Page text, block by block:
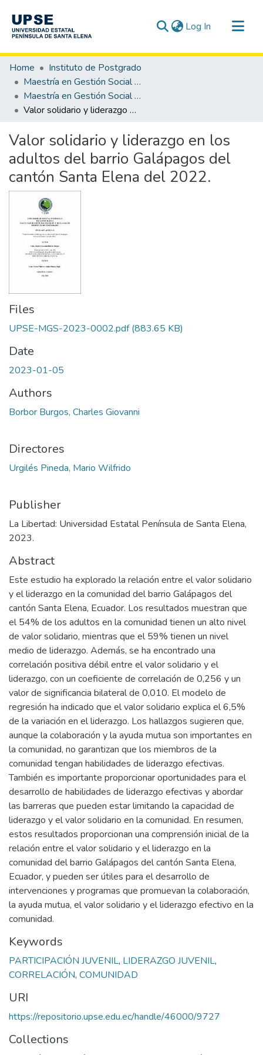
Log In (current)
Communities & Collections
All of DSpace
Statistics
Home
Instituto de Postgrado
Maestría en Gestión Social y Desarrollo
Maestría en Gestión Social y Desarrollo, Mención Desarrollo Local
Valor solidario y liderazgo en los adultos del barrio Galápagos del cantón Santa Elena del 2022.
Valor solidario y liderazgo en los
adultos del barrio Galápagos del
cantón Santa Elena del 2022.
Files
UPSE-MGS-2023-0002.pdf(883.65 KB)
Date
2023-01-05
Authors
Borbor Burgos, Charles Giovanni
Directores
Urgilés Pineda, Mario Wilfrido
Publisher
La Libertad: Universidad Estatal Península de Santa Elena,
2023.
Abstract
Este estudio ha explorado la relación entre el valor solidario
y el liderazgo en la comunidad del barrio Galápagos del
cantón Santa Elena, Ecuador. Los resultados muestran que
el 54% de los adultos en la comunidad tienen un alto nivel
de valor solidario, mientras que el 59% tienen un nivel
medio de liderazgo. Además, se ha encontrado una
correlación positiva débil entre el valor solidario y el
liderazgo, con un coeficiente de correlación de 0,256 y un
valor de significancia bilateral de 0,010. El modelo de
regresión ha indicado que el valor solidario explica el 6,5%
de la variación en el liderazgo. Los hallazgos sugieren que,
aunque la colaboración y la ayuda mutua son importantes en
la comunidad, no garantizan que los miembros de la
comunidad tengan habilidades de liderazgo efectivas.
También es importante proporcionar oportunidades para el
desarrollo de habilidades de liderazgo efectivas y abordar
las barreras que pueden estar limitando la capacidad de
liderazgo y el valor solidario en la comunidad. En resumen,
estos resultados proporcionan una comprensión inicial de la
relación entre el valor solidario y el liderazgo en la
comunidad del barrio Galápagos del cantón Santa Elena,
Ecuador, y pueden ser útiles para el desarrollo de
intervenciones y programas que promuevan la colaboración,
la ayuda mutua, el valor solidario y el liderazgo efectivo en la
comunidad.
Keywords
PARTICIPACIÓN JUVENIL, LIDERAZGO JUVENIL,
CORRELACIÓN, COMUNIDAD
URI
https://repositorio.upse.edu.ec/handle/46000/9727
Collections